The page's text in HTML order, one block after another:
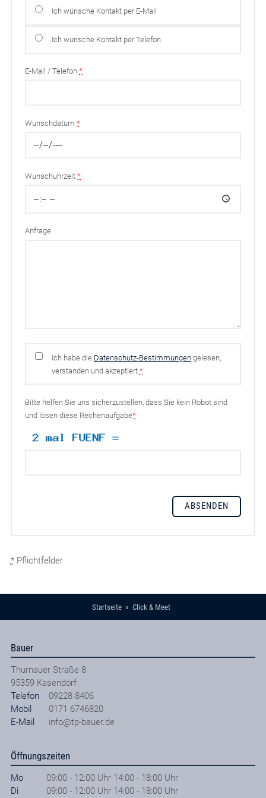
Ich wünsche Kontakt per E-Mail
Ich wünsche Kontakt per Telefon
E-Mail / Telefon*
Wunschdatum*
Wunschuhrzeit*
Anfrage
Ich habe die Datenschutz-Bestimmungengelesen,
verstanden und akzeptiert *
Bitte helfen Sie uns sicherzustellen, dass Sie kein Robot sind
und lösen diese Rechenaufgabe*
*Pflichtfelder
Startseite Click & Meet
Bauer
Thurnauer Straße 8
95359 Kasendorf
Telefon
09228 8406
Mobil
0171 6746820
E-Mail
info@tp-bauer.de
Öffnungszeiten
Mo
09:00 - 12:00 Uhr 14:00 - 18:00 Uhr
Di
09:00 - 12:00 Uhr 14:00 - 18:00 Uhr